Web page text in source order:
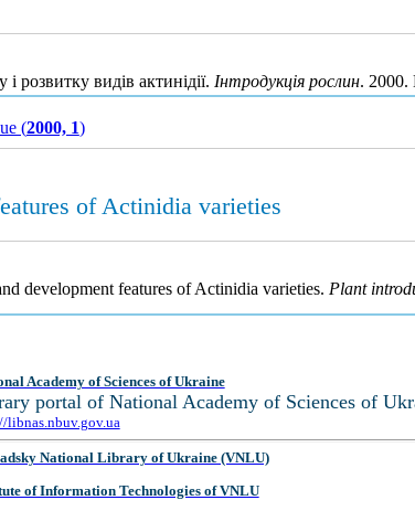
видів актинідії. Інтродукція рослин.
(2000, 1)
of Actinidia varieties
development features of Actinidia varieties. Plant
Academy of Sciences of Ukraine
portal of National Academy of Sciences of
libnas.nbuv.gov.ua
National Library of Ukraine (VNLU)
of Information Technologies of VNLU